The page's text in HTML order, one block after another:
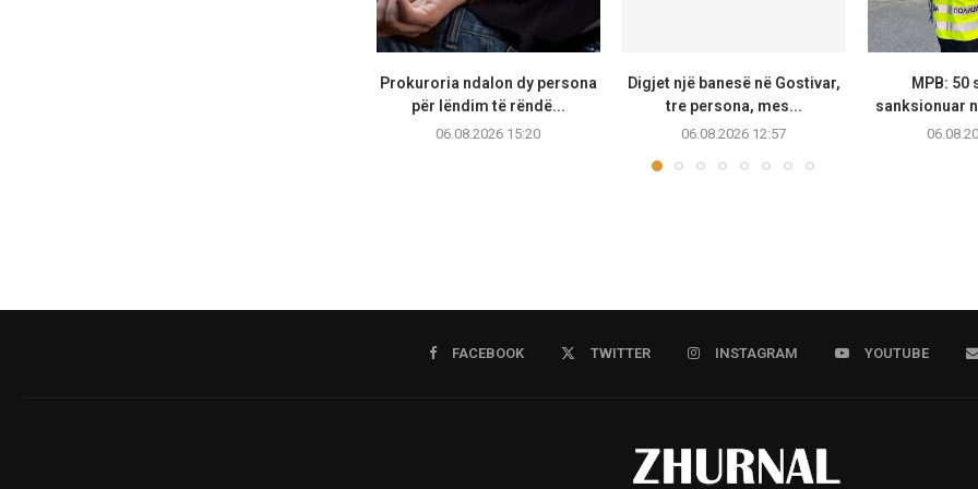
Prokuroria ndalon dy persona
për lëndim të rëndë...
06.08.2026 15:20
Digjet një banesë në Gostivar,
tre persona, mes...
06.08.2026 12:57
MPB: 50
sanksionuar
FACEBOOK TWITTER INSTAGRAM YOUTUBE